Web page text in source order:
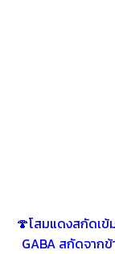
🍄โสมแดงสกัดเข้
GABA สกัดจาก